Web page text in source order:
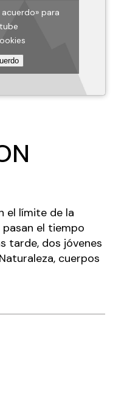
para
el límite de la
el tiempo
tarde, dos jóvenes
cuerpos